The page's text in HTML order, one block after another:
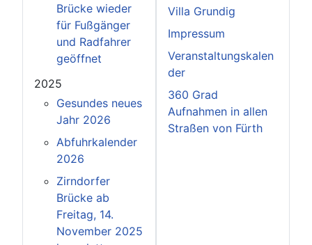
Brücke wieder
für Fußgänger
und Radfahrer
geöffnet
2025
Gesundes neues
Jahr 2026
Abfuhrkalender
2026
Zirndorfer
Brücke ab
Freitag, 14.
November 2025
Villa Grundig
Impressum
Veranstaltungskalen
der
360 Grad
Aufnahmen in allen
Straßen von Fürth